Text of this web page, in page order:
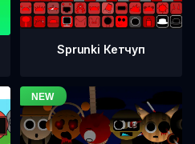
Sprunki Кетчуп